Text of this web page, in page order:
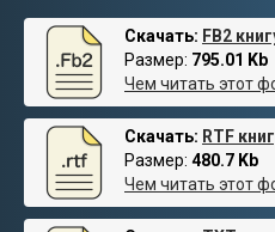
Скачать: FB2
Размер: 795.01 Kb
Чем читать этот
Скачать: RTF
Размер: 480.7 Kb
Чем читать этот